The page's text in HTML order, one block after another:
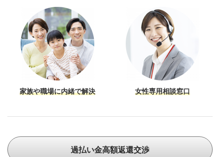
家族や職場に内緒で解決 女性専用相談窓口
過払い金高額返還交渉